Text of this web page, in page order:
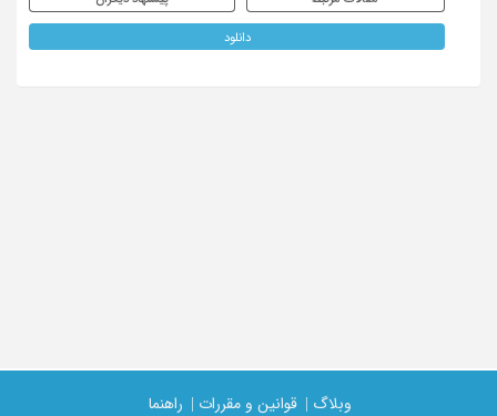
دانلود
وبلاگ | قوانین و مقررات |
راهنما